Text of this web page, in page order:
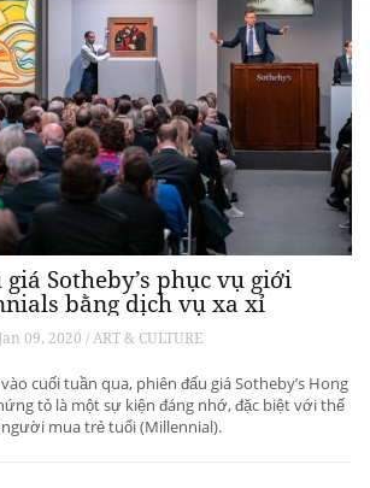
Sotheby’s phục vụ giới
bằng dịch vụ xa xỉ
Jan 09, 2020 / ART & CULTURE
cuối tuần qua, phiên đấu giá Sotheby’s Hong
tỏ là một sự kiện đáng nhớ, đặc biệt với thế
mua trẻ tuổi (Millennial).